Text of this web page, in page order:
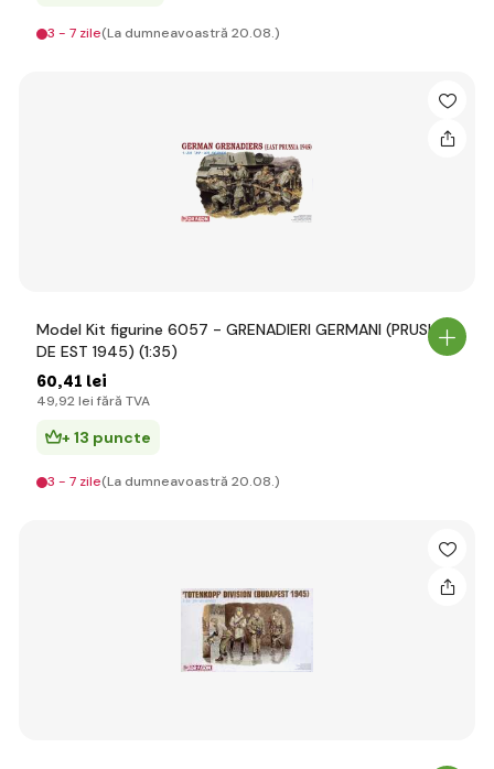
3 - 7 zile(La dumneavoastră 20.08.)
Model Kit figurine 6057 - GRENADIERI GERMANI (PRUSIA
DE EST 1945) (1:35)
60,41 lei
49,92 lei fără TVA
+ 13 puncte
3 - 7 zile(La dumneavoastră 20.08.)